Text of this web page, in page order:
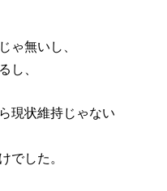
ゃ無いし、
し、
現状維持じゃない
でした。